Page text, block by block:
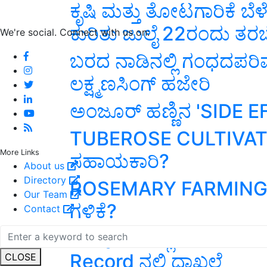
We're social. Connect with us on:
More Links
About us
Directory
Our Team
Contact
CLOSE
ಕೃಷಿ ಮತ್ತು ತೋಟಗಾರಿಕೆ
ಕುರಿತು ಜುಲೈ 22ರಂದು
ಬರದ ನಾಡಿನಲ್ಲಿ
ಲಕ್ಷ್ಮಣಸಿಂಗ್ ಹಜೇರಿ
ಅಂಜೂರ್ ಹಣ್ಣಿನ 'SIDE
TUBEROSE
ಸಹಾಯಕಾರಿ?
ROSEMARY
ಗಳಿಕೆ?
ಗಿಡವೊಂದರಲ್ಲೆ 1269
Record ನಲ್ಲಿ ದಾಖಲೆ